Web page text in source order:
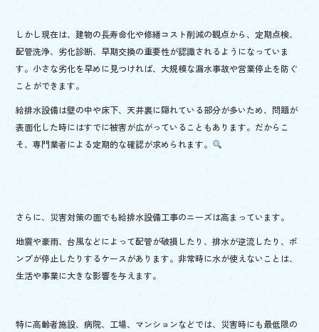
しかし現在は、建物の長寿命化や修繕コスト削減の観点から、定期点検、
配管洗浄、劣化診断、早期交換の重要性が認識されるようになっていま
す。小さな劣化を早めに見つければ、大規模な漏水事故や営業停止を防ぐ
ことができます。
給排水設備は壁の中や床下、天井裏に隠れている部分が多いため、問題が
表面化した時にはすでに被害が広がっていることもあります。だからこ
そ、専門業者による定期的な確認が求められます。
さらに、災害対策の面でも給排水設備工事のニーズは高まっています。
地震や豪雨、台風などによって配管が破損したり、排水が逆流したり、ポ
ンプが停止したりするケースがあります。非常時に水が使えないことは、
生活や事業に大きな影響を与えます。
特に高齢者施設、病院、工場、マンションなどでは、災害時にも最低限の